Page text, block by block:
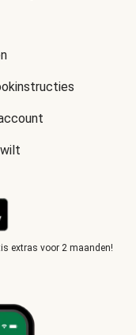
extras voor 2 maanden!